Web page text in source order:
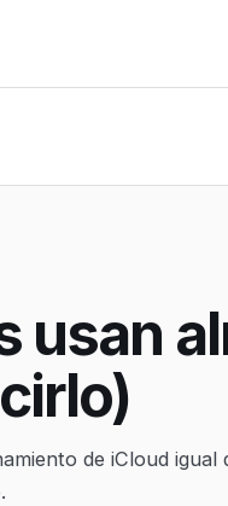
usan
de iCloud igual